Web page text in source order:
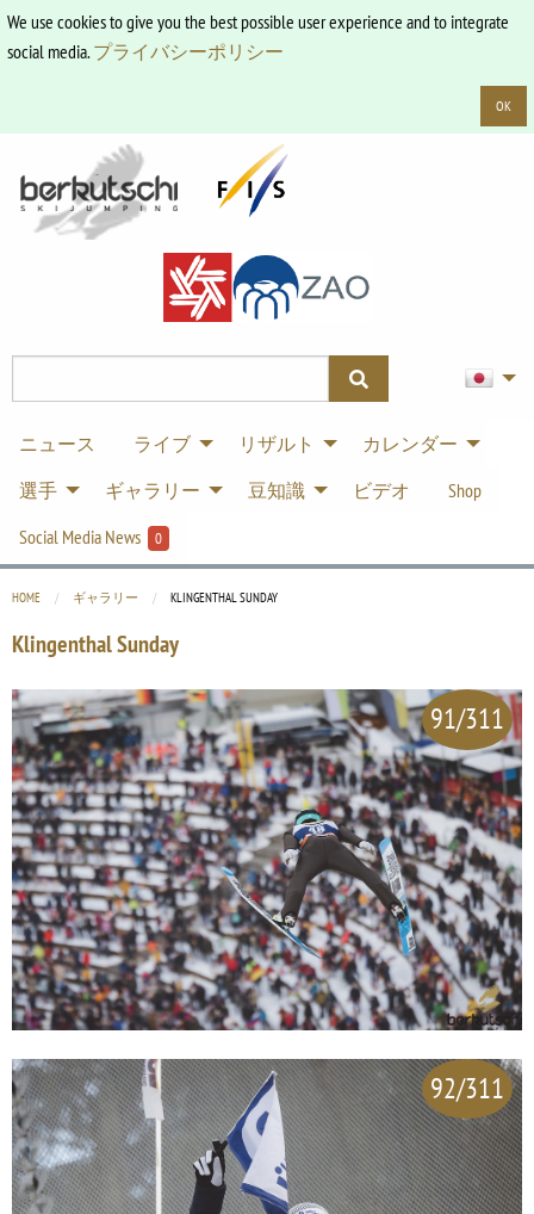
We use cookies to give you the best possible user experience and to integrate
social media.プライバシーポリシー
OK
ニュース ライブ リザルト
カレンダー
選手
ギャラリー 豆知識 ビデオ
Shop
Social Media News
0
HOME ギャラリー CURRENT:
KLINGENTHAL SUNDAY
Klingenthal Sunday
91/311
92/311